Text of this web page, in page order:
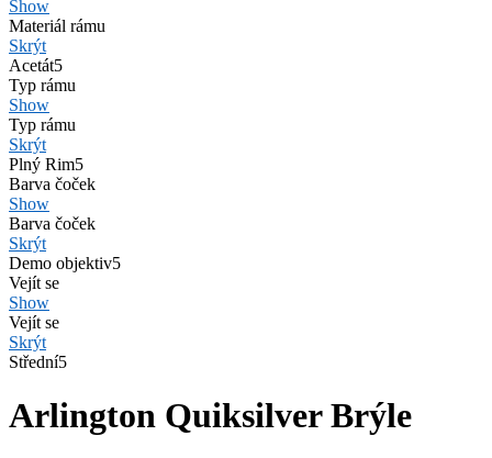
Show
Materiál rámu
Skrýt
Acetát5
Typ rámu
Show
Typ rámu
Skrýt
Plný Rim5
Barva čoček
Show
Barva čoček
Skrýt
Demo objektiv5
Vejít se
Show
Vejít se
Skrýt
Střední5
Arlington Quiksilver Brýle